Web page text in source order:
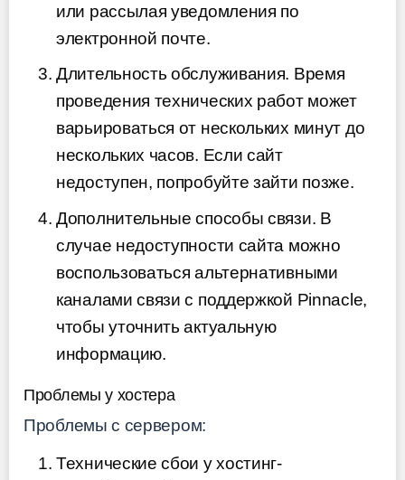
или рассылая уведомления по
электронной почте.
Длительность обслуживания. Время
проведения технических работ может
варьироваться от нескольких минут до
нескольких часов. Если сайт
недоступен, попробуйте зайти позже.
Дополнительные способы связи. В
случае недоступности сайта можно
воспользоваться альтернативными
каналами связи с поддержкой Pinnacle,
чтобы уточнить актуальную
информацию.
Проблемы у хостера
Проблемы с сервером:
Технические сбои у хостинг-